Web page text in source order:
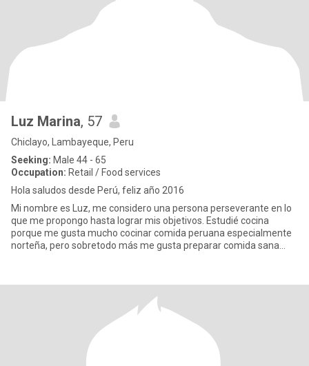
Luz Marina, 57
Chiclayo, Lambayeque, Peru
Seeking: Male 44 - 65
Occupation: Retail / Food services
Hola saludos desde Perú, feliz año 2016
Mi nombre es Luz, me considero una persona perseverante en lo
que me propongo hasta lograr mis objetivos. Estudié cocina
porque me gusta mucho cocinar comida peruana especialmente
norteña, pero sobretodo más me gusta preparar comida sana